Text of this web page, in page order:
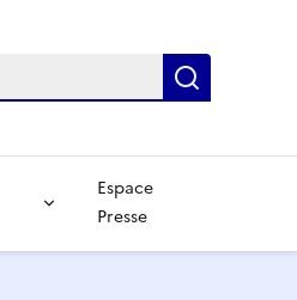
Espace
Presse